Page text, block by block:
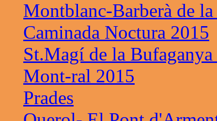
Montblanc-Barberà de la
Caminada Noctura 2015
St.Magí de la
Mont-ral 2015
Prades